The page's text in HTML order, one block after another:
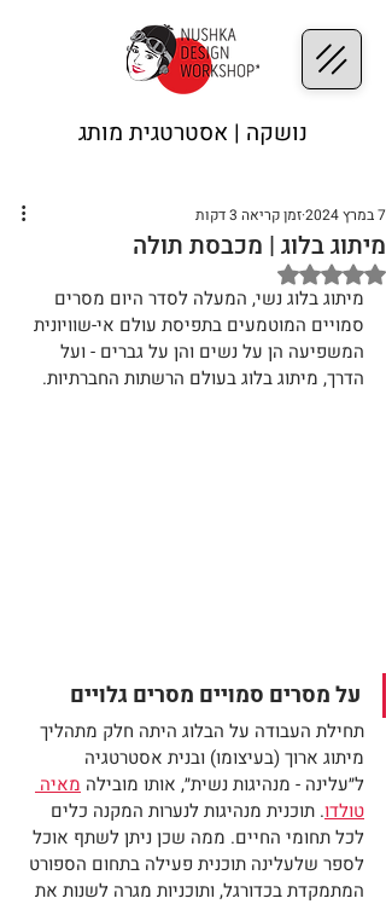
נושקה | אסטרטגית מותג
מיתוג בלוג | מכבסת תולה
7 במרץ 2024 זמן קריאה 3 דקות
דירוג של NaN מתוך 5 כוכבים
מיתוג בלוג נשי, המעלה לסדר היום מסרים
סמויים המוטמעים בתפיסת עולם אי-שוויונית
המשפיעה הן על נשים והן על גברים - ועל
הדרך, מיתוג בלוג בעולם הרשתות החברתיות.
על מסרים סמויים מסרים גלויים
תחילת העבודה על הבלוג היתה חלק מתהליך
מיתוג ארוך (בעיצומו) ובנית אסטרטגיה
ל״עלינה - מנהיגות נשית״, אותו מובילה מאיה
טולדו. תוכנית מנהיגות לנערות המקנה כלים
לכל תחומי החיים. ממה שכן ניתן לשתף אוכל
לספר שלעלינה תוכנית פעילה בתחום הספורט
המתמקדת בכדורגל, ותוכניות מגרה לשנות את